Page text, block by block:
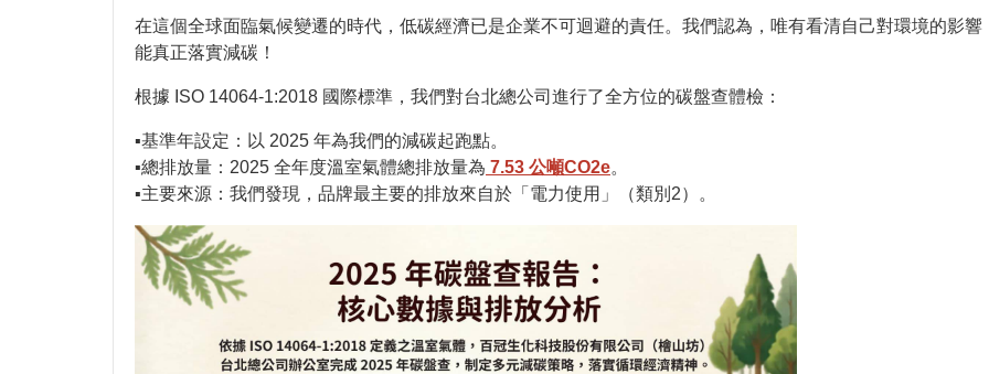
在這個全球面臨氣候變遷的時代，低碳經濟已是企業不可迴避的責任。我們認為，唯有看清自己對環境的影響
能真正落實減碳！
根據 ISO 14064-1:2018 國際標準，我們對台北總公司進行了全方位的碳盤查體檢：
▪️基準年設定：以 2025 年為我們的減碳起跑點。
▪️總排放量：2025 全年度溫室氣體總排放量為 7.53 公噸CO2e。
▪️主要來源：我們發現，品牌最主要的排放來自於「電力使用」（類別2）。